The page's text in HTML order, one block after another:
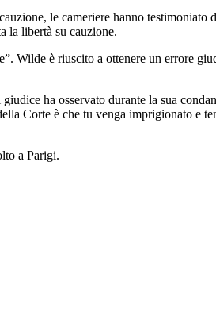
le cameriere hanno
la libertà su cauzione.
Wilde è riuscito a ottenere un errore
ha osservato durante la sua
Corte è che tu venga imprigionato e
a Parigi.